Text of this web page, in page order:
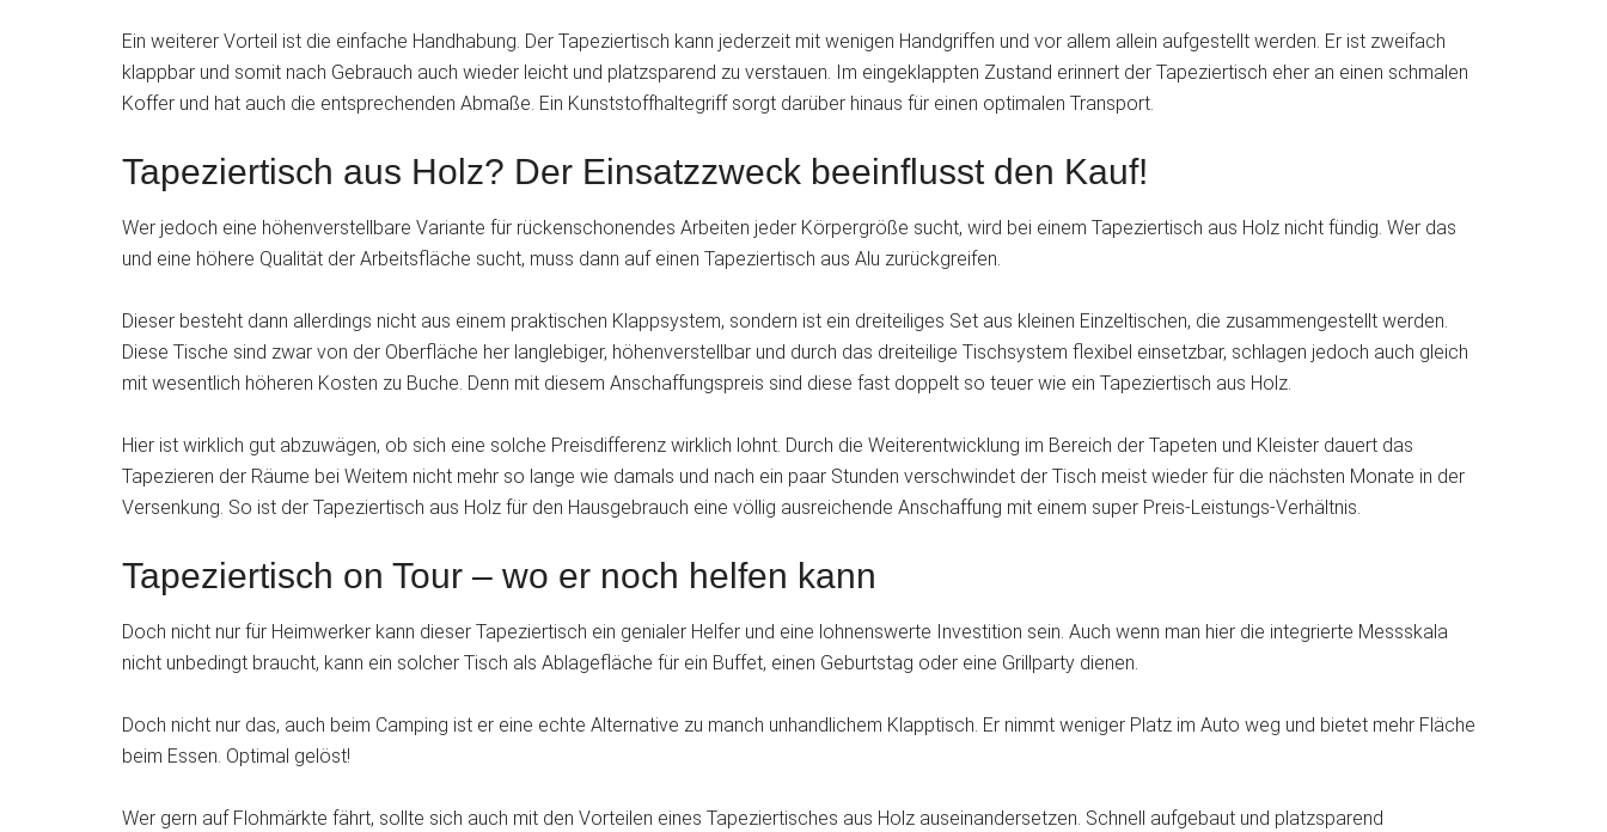
Ein weiterer Vorteil ist die einfache Handhabung. Der Tapeziertisch kann jederzeit mit wenigen Handgriffen und vor allem allein aufgestellt werden. Er ist zweifach
klappbar und somit nach Gebrauch auch wieder leicht und platzsparend zu verstauen. Im eingeklappten Zustand erinnert der Tapeziertisch eher an einen schmalen
Koffer und hat auch die entsprechenden Abmaße. Ein Kunststoffhaltegriff sorgt darüber hinaus für einen optimalen Transport.
Tapeziertisch aus Holz? Der Einsatzzweck beeinflusst den Kauf!
Wer jedoch eine höhenverstellbare Variante für rückenschonendes Arbeiten jeder Körpergröße sucht, wird bei einem Tapeziertisch aus Holz nicht fündig. Wer das
und eine höhere Qualität der Arbeitsfläche sucht, muss dann auf einen Tapeziertisch aus Alu zurückgreifen.
Dieser besteht dann allerdings nicht aus einem praktischen Klappsystem, sondern ist ein dreiteiliges Set aus kleinen Einzeltischen, die zusammengestellt werden.
Diese Tische sind zwar von der Oberfläche her langlebiger, höhenverstellbar und durch das dreiteilige Tischsystem flexibel einsetzbar, schlagen jedoch auch gleich
mit wesentlich höheren Kosten zu Buche. Denn mit diesem Anschaffungspreis sind diese fast doppelt so teuer wie ein Tapeziertisch aus Holz.
Hier ist wirklich gut abzuwägen, ob sich eine solche Preisdifferenz wirklich lohnt. Durch die Weiterentwicklung im Bereich der Tapeten und Kleister dauert das
Tapezieren der Räume bei Weitem nicht mehr so lange wie damals und nach ein paar Stunden verschwindet der Tisch meist wieder für die nächsten Monate in der
Versenkung. So ist der Tapeziertisch aus Holz für den Hausgebrauch eine völlig ausreichende Anschaffung mit einem super Preis-Leistungs-Verhältnis.
Tapeziertisch on Tour – wo er noch helfen kann
Doch nicht nur für Heimwerker kann dieser Tapeziertisch ein genialer Helfer und eine lohnenswerte Investition sein. Auch wenn man hier die integrierte Messskala
nicht unbedingt braucht, kann ein solcher Tisch als Ablagefläche für ein Buffet, einen Geburtstag oder eine Grillparty dienen.
Doch nicht nur das, auch beim Camping ist er eine echte Alternative zu manch unhandlichem Klapptisch. Er nimmt weniger Platz im Auto weg und bietet mehr Fläche
beim Essen. Optimal gelöst!
Wer gern auf Flohmärkte fährt, sollte sich auch mit den Vorteilen eines Tapeziertisches aus Holz auseinandersetzen. Schnell aufgebaut und platzsparend